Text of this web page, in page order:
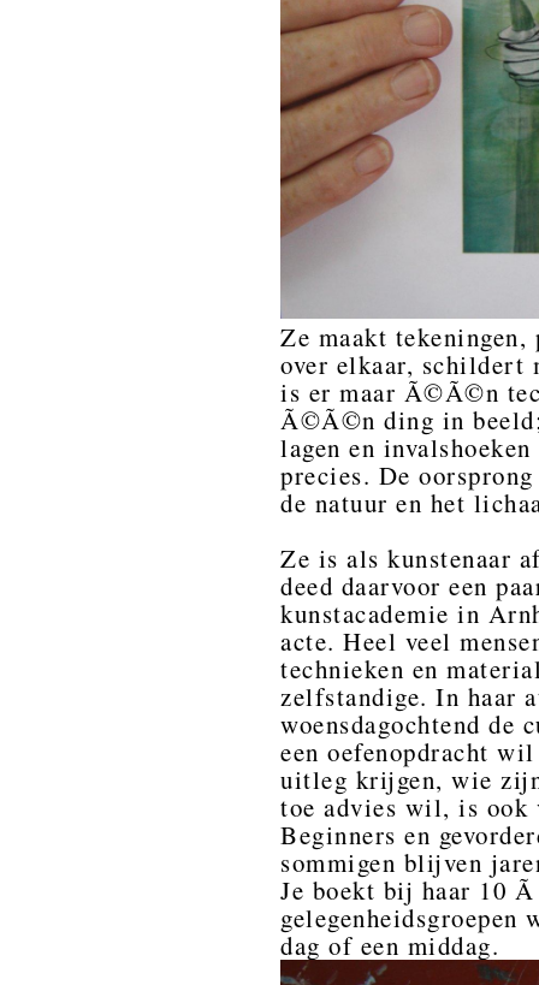
Ze maakt
over elkaar, schildert
is er maar Ã©Ã©n
Ã©Ã©n ding in
lagen en
precies. De
de natuur en het
Ze is als kunstenaar
deed daarvoor een
kunstacademie in
acte. Heel veel
technieken en
zelfstandige. In haar
woensdagochtend de
een oefenopdracht
uitleg krijgen, wie
toe advies wil, is ook
Beginners en
sommigen blijven
Je boekt bij haar 10
dag of een middag.